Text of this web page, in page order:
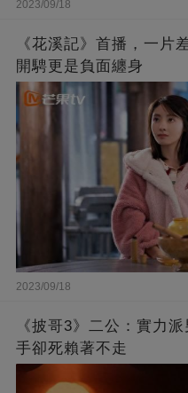
2023/09/18
《花溪記》首播，一片
開騁更是負面纏身
2023/09/18
《披哥3》二公：實力
手卻死賴著不走